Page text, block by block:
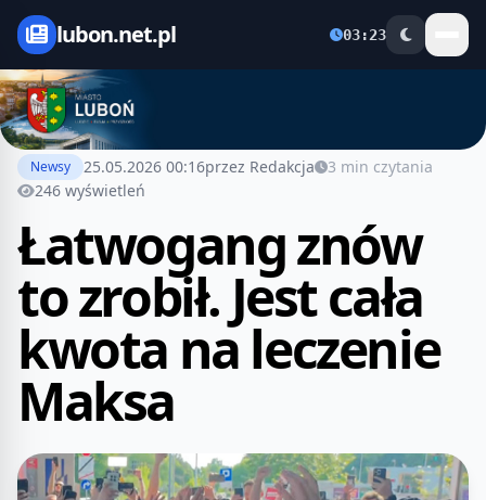
lubon.net.pl 03:23
Newsy 25.05.2026 00:16przez Redakcja
3 min czytania
246 wyświetleń
Łatwogang znów
to zrobił. Jest cała
kwota na leczenie
Maksa